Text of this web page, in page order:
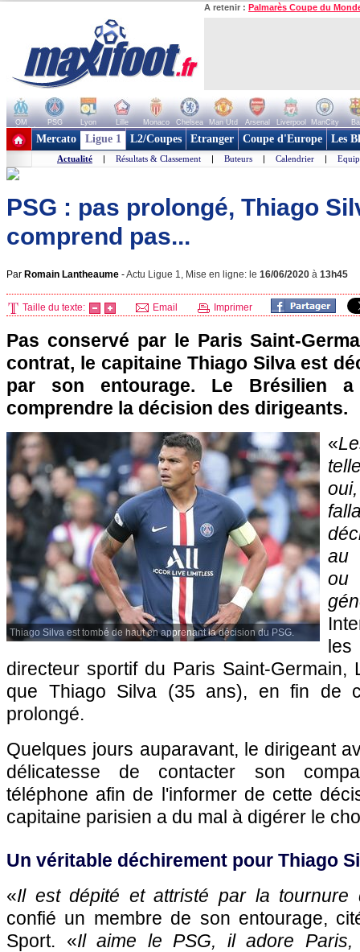
A retenir : Palmarès Coupe du
OM PSG Lyon Lille Monaco Chelsea Man Utd Arsenal Liverpool ManCity
+ de clubs
Mercato Ligue 1 L2/Coupes Etranger Coupe d'Europe Les
Actualité | Résultats & Classement | Buteurs | Calendrier |
PSG : pas prolongé, Thiago
comprend pas...
Par Romain Lantheaume -Actu Ligue 1, Mise en ligne: le 16/06/2020 à 13h45
Taille du texte: Email Imprimer
Pas conservé par le Paris Saint-
contrat, le capitaine Thiago Silva est
par son entourage. Le Brésilien
comprendre la décision des dirigeants.
Thiago Silva est tombé de haut en apprenant la décision du PSG.
«
au
les
directeur sportif du Paris Saint-Germain,
que Thiago Silva (35 ans), en fin de
prolongé.
Quelques jours auparavant, le dirigeant
délicatesse de contacter son
téléphone afin de l'informer de cette
capitaine parisien a du mal à digérer le
Un véritable déchirement pour Thiago
«Il est dépité et attristé par la tournure
confié un membre de son entourage,
Sport. «Il aime le PSG, il adore